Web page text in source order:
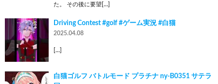
た。 その後に要望[…]
Driving Contest #golf #ゲーム実況 #白猫
2025.04.08
[…]
白猫ゴルフ バトルモード プラチナ ny-B0351 サテラ